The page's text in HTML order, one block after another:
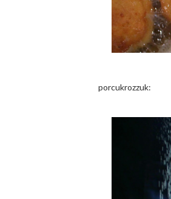
porcukrozzuk: